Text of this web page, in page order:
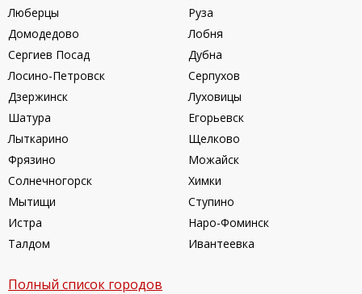
Люберцы
Руза
Домодедово
Лобня
Сергиев Посад
Дубна
Лосино-Петровск
Серпухов
Дзержинск
Луховицы
Шатура
Егорьевск
Лыткарино
Щелково
Фрязино
Можайск
Солнечногорск
Химки
Мытищи
Ступино
Истра
Наро-Фоминск
Талдом
Ивантеевка
Полный список городов